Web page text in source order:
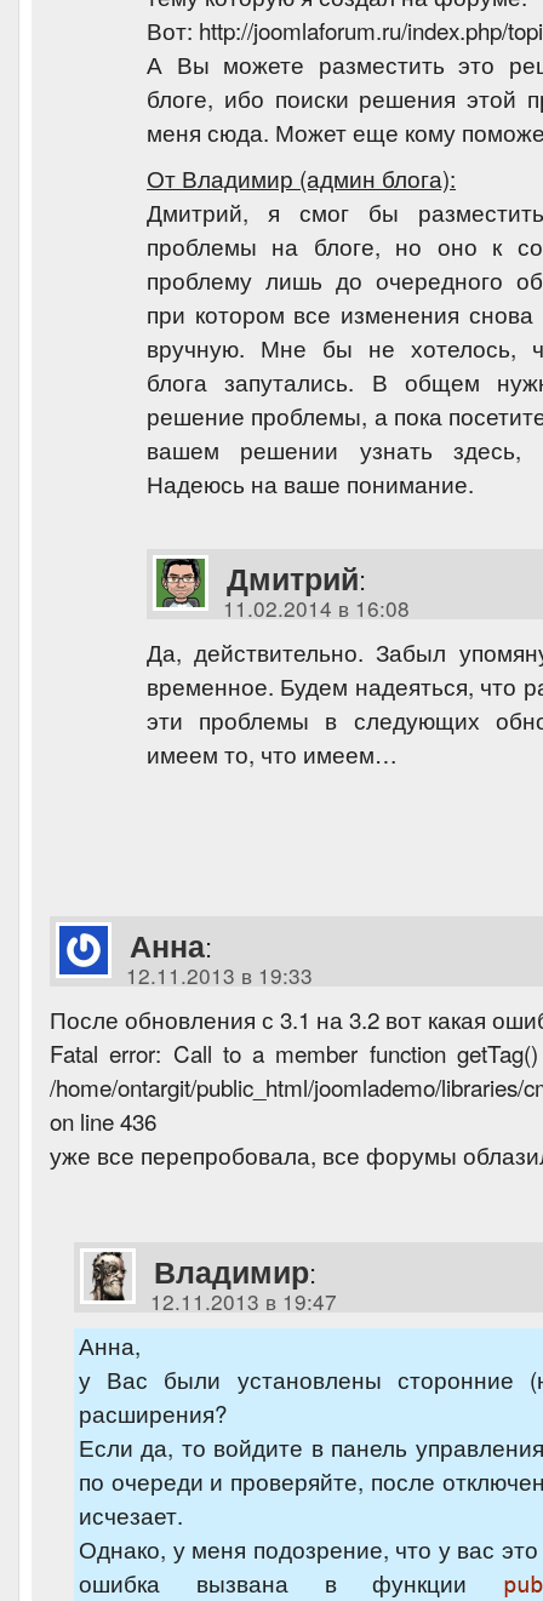
Вот: http://joomlaforum.ru/index.php/
А Вы можете разместить это
блоге, ибо поиски решения этой
меня сюда. Может еще кому
От Владимир (админ блога):
Дмитрий, я смог бы
проблемы на блоге, но оно к
проблему лишь до очередного
при котором все изменения снова
вручную. Мне бы не хотелось,
блога запутались. В общем
решение проблемы, а пока
вашем решении узнать здесь,
Надеюсь на ваше понимание.
Дмитрий:
11.02.2014 в 16:08
Да, действительно. Забыл
временное. Будем надеяться, что
эти проблемы в следующих
имеем то, что имеем…
Анна:
12.11.2013 в 19:33
После обновления с 3.1 на 3.2 вот какая
Fatal error: Call to a member function
/home/ontargit/public_html/joomlademo/libraries/
on line 436
уже все перепробовала, все форумы
Владимир:
12.11.2013 в 19:47
Анна,
у Вас были установлены сторонние
расширения?
Если да, то войдите в панель
по очереди и проверяйте, после
исчезает.
Однако, у меня подозрение, что у вас
ошибка вызвана в функции